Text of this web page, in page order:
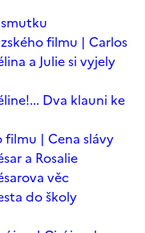
filmu | Carlos
a Julie si vyjely
Dva klauni ke
filmu | Cena slávy
a Rosalie
věc
do školy